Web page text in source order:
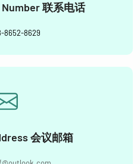
联系电话
8652-8629
会议邮箱